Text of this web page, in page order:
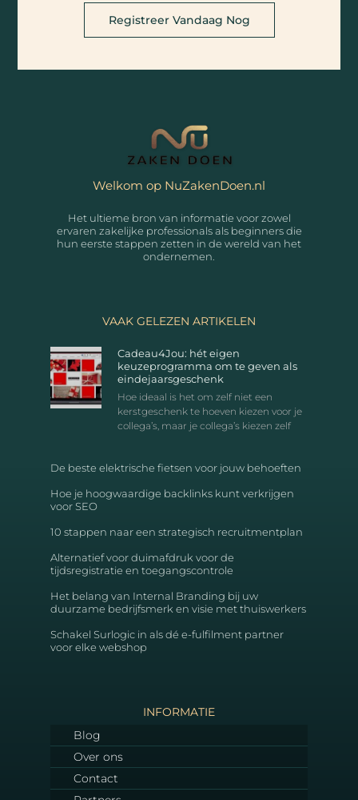
Registreer Vandaag Nog
Welkom op NuZakenDoen.nl
Het ultieme bron van informatie voor zowel
ervaren zakelijke professionals als beginners die
hun eerste stappen zetten in de wereld van het
ondernemen.
VAAK GELEZEN ARTIKELEN
Cadeau4Jou: hét eigen
keuzeprogramma om te geven als
eindejaarsgeschenk
Hoe ideaal is het om zelf niet een
kerstgeschenk te hoeven kiezen voor je
collega’s, maar je collega’s kiezen zelf
De beste elektrische fietsen voor jouw behoeften
Hoe je hoogwaardige backlinks kunt verkrijgen
voor SEO
10 stappen naar een strategisch recruitmentplan
Alternatief voor duimafdruk voor de
tijdsregistratie en toegangscontrole
Het belang van Internal Branding bij uw
duurzame bedrijfsmerk en visie met thuiswerkers
Schakel Surlogic in als dé e-fulfilment partner
voor elke webshop
INFORMATIE
Blog
Over ons
Contact